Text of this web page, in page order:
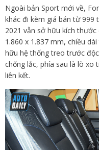
Ngoài bản Sport mới về,
khác đi kèm giá bán từ 999
2021 vẫn sở hữu kích
1.860 x 1.837 mm, chiều
hữu hệ thống treo trước
chống lắc, phía sau là lò xo
liên kết.